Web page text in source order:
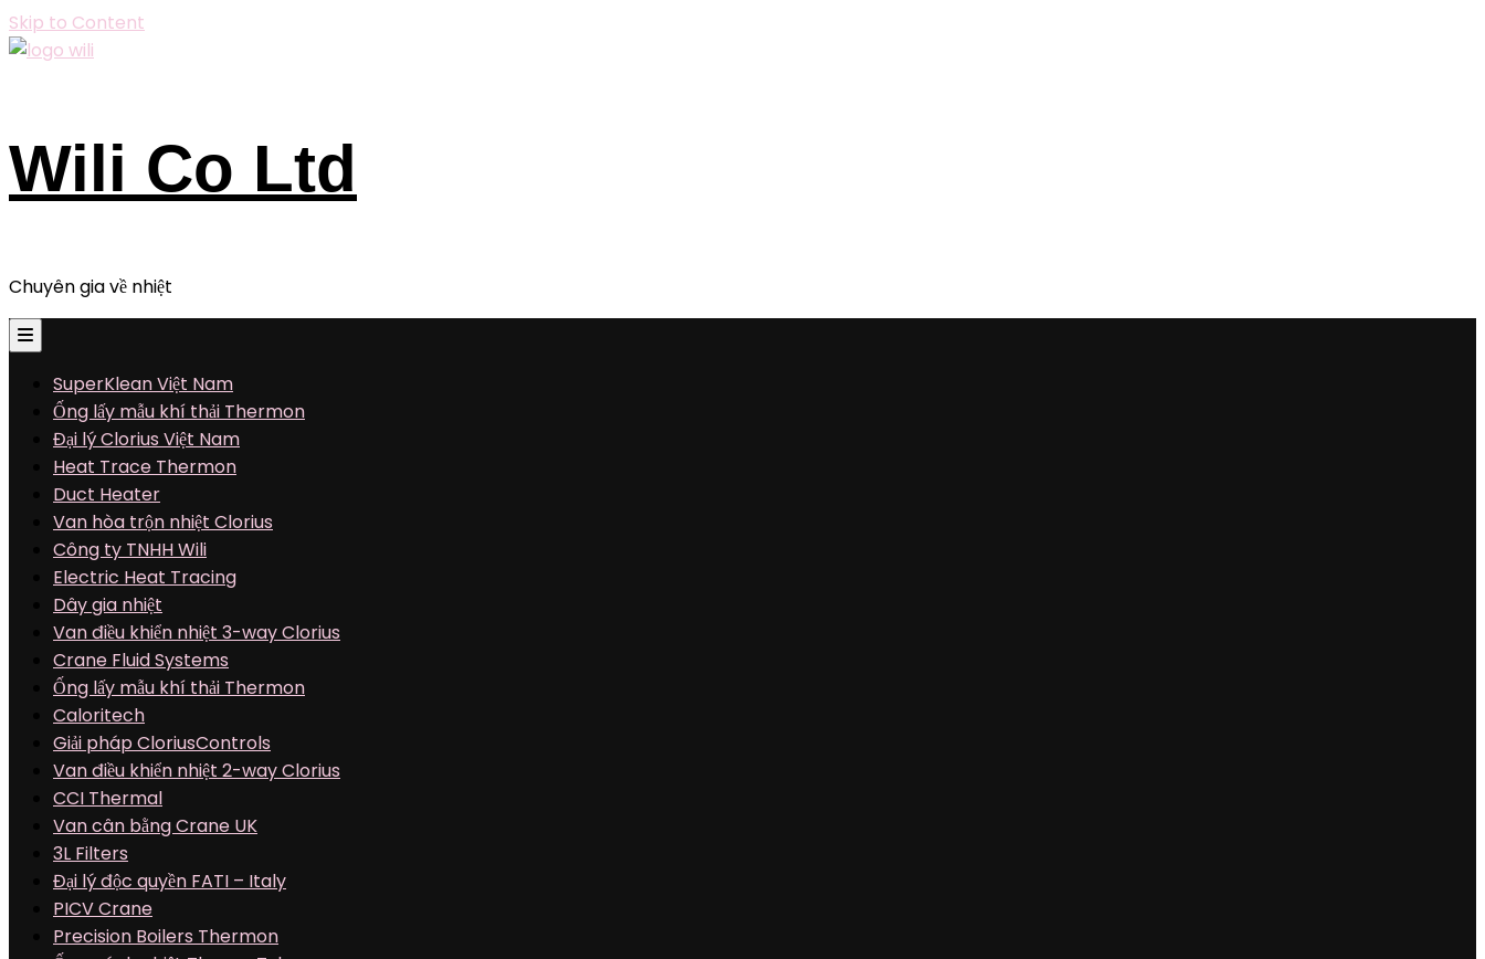
Skip to Content
Wili Co Ltd
Chuyên gia về nhiệt
SuperKlean Việt Nam
Ống lấy mẫu khí thải Thermon
Đại lý Clorius Việt Nam
Heat Trace Thermon
Duct Heater
Van hòa trộn nhiệt Clorius
Công ty TNHH Wili
Electric Heat Tracing
Dây gia nhiệt
Van điều khiển nhiệt 3-way Clorius
Crane Fluid Systems
Ống lấy mẫu khí thải Thermon
Caloritech
Giải pháp CloriusControls
Van điều khiển nhiệt 2-way Clorius
CCI Thermal
Van cân bằng Crane UK
3L Filters
Đại lý độc quyền FATI – Italy
PICV Crane
Precision Boilers Thermon